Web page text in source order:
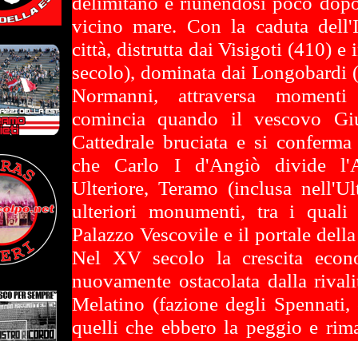
vicino mare. Con la caduta
città, distrutta dai Visigoti (410) e
secolo), dominata dai
Normanni, attraversa
comincia quando il vescovo
Cattedrale bruciata e si
che Carlo I d'Angiò divide
Ulteriore, Teramo (inclusa
ulteriori monumenti, tra i
Palazzo Vescovile e il portale
Nel XV secolo la crescita
nuovamente ostacolata dalla
Melatino (fazione degli
quelli che ebbero la peggio e